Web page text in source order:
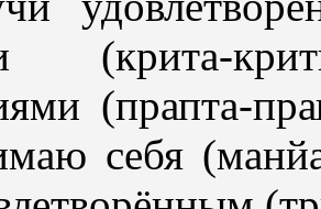
(крита-
(прапта-
себя